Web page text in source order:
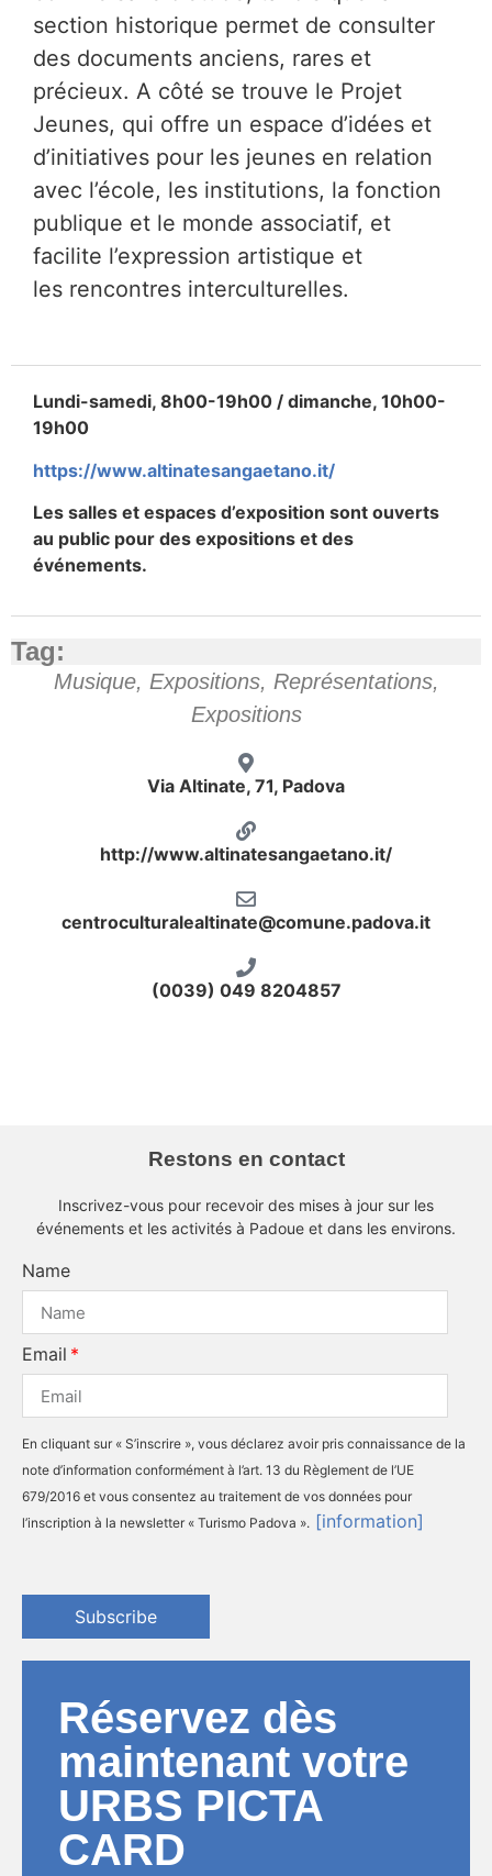
section historique permet de consulter
des documents anciens, rares et
précieux. A côté se trouve le Projet
Jeunes, qui offre un espace d’idées et
d’initiatives pour les jeunes en relation
avec l’école, les institutions, la fonction
publique et le monde associatif, et
facilite l’expression artistique et
les rencontres interculturelles.
Lundi-samedi, 8h00-19h00 / dimanche, 10h00-
19h00
https://www.altinatesangaetano.it/
Les salles et espaces d’exposition sont ouverts
au public pour des expositions et des
événements.
Tag:
Musique, Expositions, Représentations,
Expositions
Via Altinate, 71, Padova
http://www.altinatesangaetano.it/
centroculturalealtinate@comune.padova.it
(0039) 049 8204857
Restons en contact
Inscrivez-vous pour recevoir des mises à jour sur les
événements et les activités à Padoue et dans les environs.
Name
Email
En cliquant sur « S’inscrire », vous déclarez avoir pris connaissance de la
note d’information conformément à l’art. 13 du Règlement de l’UE
679/2016 et vous consentez au traitement de vos données pour
l’inscription à la newsletter « Turismo Padova ». [information]
Subscribe
Réservez dès
maintenant votre
URBS PICTA
CARD